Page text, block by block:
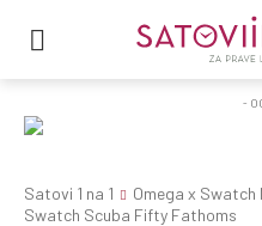
-
Satovi 1 na 1
Omega x Swatch
Swatch Scuba Fifty Fathoms